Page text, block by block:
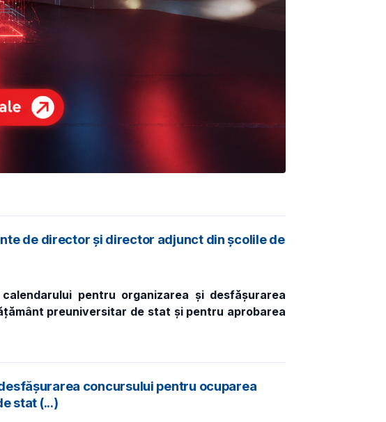
de director și director adjunct din școlile de
pentru organizarea și desfășurarea
preuniversitar de stat și pentru aprobarea
concursului pentru ocuparea
stat (...)